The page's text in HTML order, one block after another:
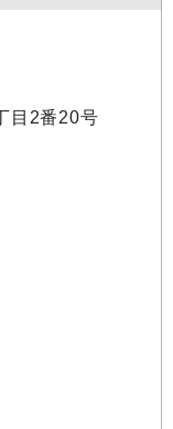
目2番20号